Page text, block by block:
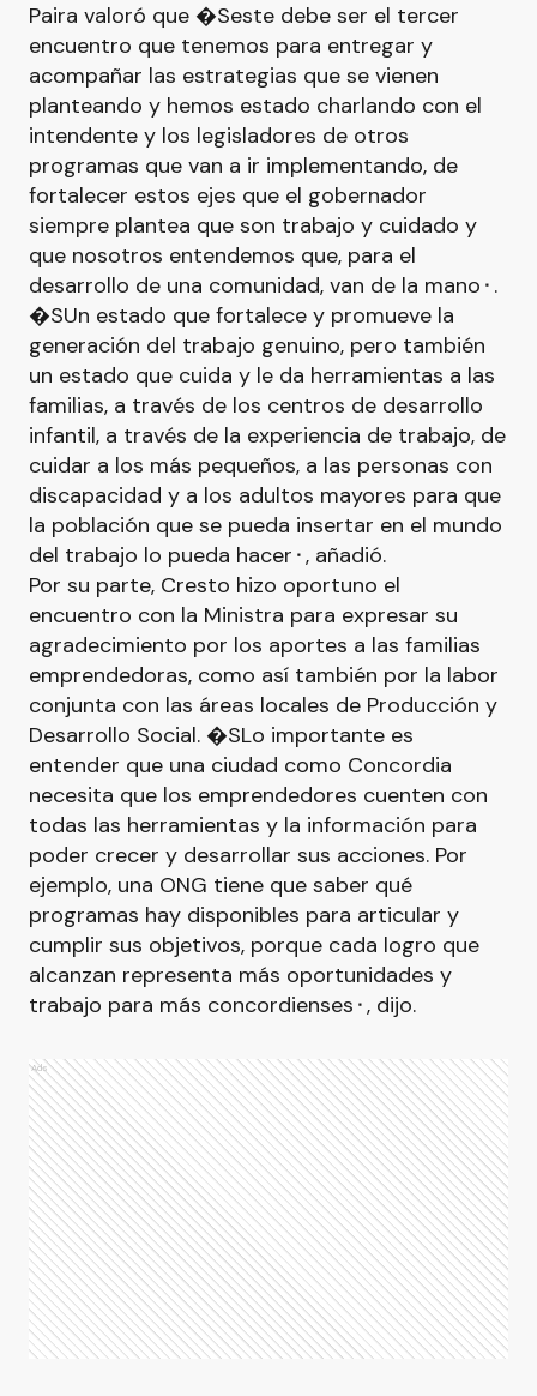
Paira valoró que �Seste debe ser el tercer
encuentro que tenemos para entregar y
acompañar las estrategias que se vienen
planteando y hemos estado charlando con el
intendente y los legisladores de otros
programas que van a ir implementando, de
fortalecer estos ejes que el gobernador
siempre plantea que son trabajo y cuidado y
que nosotros entendemos que, para el
desarrollo de una comunidad, van de la mano⬝.
�SUn estado que fortalece y promueve la
generación del trabajo genuino, pero también
un estado que cuida y le da herramientas a las
familias, a través de los centros de desarrollo
infantil, a través de la experiencia de trabajo, de
cuidar a los más pequeños, a las personas con
discapacidad y a los adultos mayores para que
la población que se pueda insertar en el mundo
del trabajo lo pueda hacer⬝, añadió.
Por su parte, Cresto hizo oportuno el
encuentro con la Ministra para expresar su
agradecimiento por los aportes a las familias
emprendedoras, como así también por la labor
conjunta con las áreas locales de Producción y
Desarrollo Social. �SLo importante es
entender que una ciudad como Concordia
necesita que los emprendedores cuenten con
todas las herramientas y la información para
poder crecer y desarrollar sus acciones. Por
ejemplo, una ONG tiene que saber qué
programas hay disponibles para articular y
cumplir sus objetivos, porque cada logro que
alcanzan representa más oportunidades y
trabajo para más concordienses⬝, dijo.
Ads